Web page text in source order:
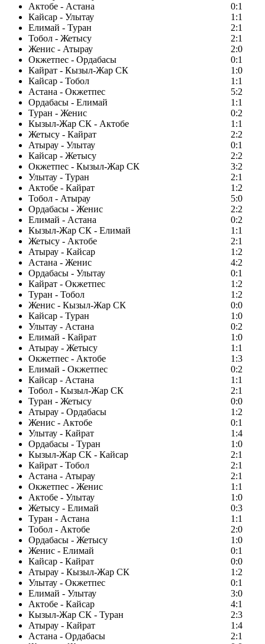
Актобе - Астана
0:1
Кайсар - Улытау
1:1
Елимай - Туран
2:1
Тобол - Жетысу
2:1
Женис - Атырау
2:0
Окжетпес - Ордабасы
0:1
Кайрат - Кызыл-Жар СК
1:0
Кайсар - Тобол
1:1
Астана - Окжетпес
5:2
Ордабасы - Елимай
1:1
Туран - Женис
0:2
Кызыл-Жар СК - Актобе
1:1
Жетысу - Кайрат
2:2
Атырау - Улытау
0:1
Кайсар - Жетысу
2:2
Окжетпес - Кызыл-Жар СК
3:2
Улытау - Туран
2:1
Актобе - Кайрат
1:2
Тобол - Атырау
5:0
Ордабасы - Женис
2:2
Елимай - Астана
0:2
Кызыл-Жар СК - Елимай
1:1
Жетысу - Актобе
2:1
Атырау - Кайсар
1:2
Астана - Женис
4:2
Ордабасы - Улытау
0:1
Кайрат - Окжетпес
1:2
Туран - Тобол
1:2
Женис - Кызыл-Жар СК
0:0
Кайсар - Туран
1:0
Улытау - Астана
0:2
Елимай - Кайрат
1:0
Атырау - Жетысу
1:1
Окжетпес - Актобе
1:3
Елимай - Окжетпес
0:2
Кайсар - Астана
1:1
Тобол - Кызыл-Жар СК
2:1
Туран - Жетысу
0:0
Атырау - Ордабасы
1:2
Женис - Актобе
0:1
Улытау - Кайрат
1:4
Ордабасы - Туран
1:0
Кызыл-Жар СК - Кайсар
2:1
Кайрат - Тобол
2:1
Астана - Атырау
2:1
Окжетпес - Женис
1:1
Актобе - Улытау
1:0
Жетысу - Елимай
0:3
Туран - Астана
1:1
Тобол - Актобе
2:0
Ордабасы - Жетысу
1:0
Женис - Елимай
0:1
Кайсар - Кайрат
0:0
Атырау - Кызыл-Жар СК
1:2
Улытау - Окжетпес
0:1
Елимай - Улытау
3:0
Актобе - Кайсар
4:1
Кызыл-Жар СК - Туран
2:3
Атырау - Кайрат
1:4
Астана - Ордабасы
2:1